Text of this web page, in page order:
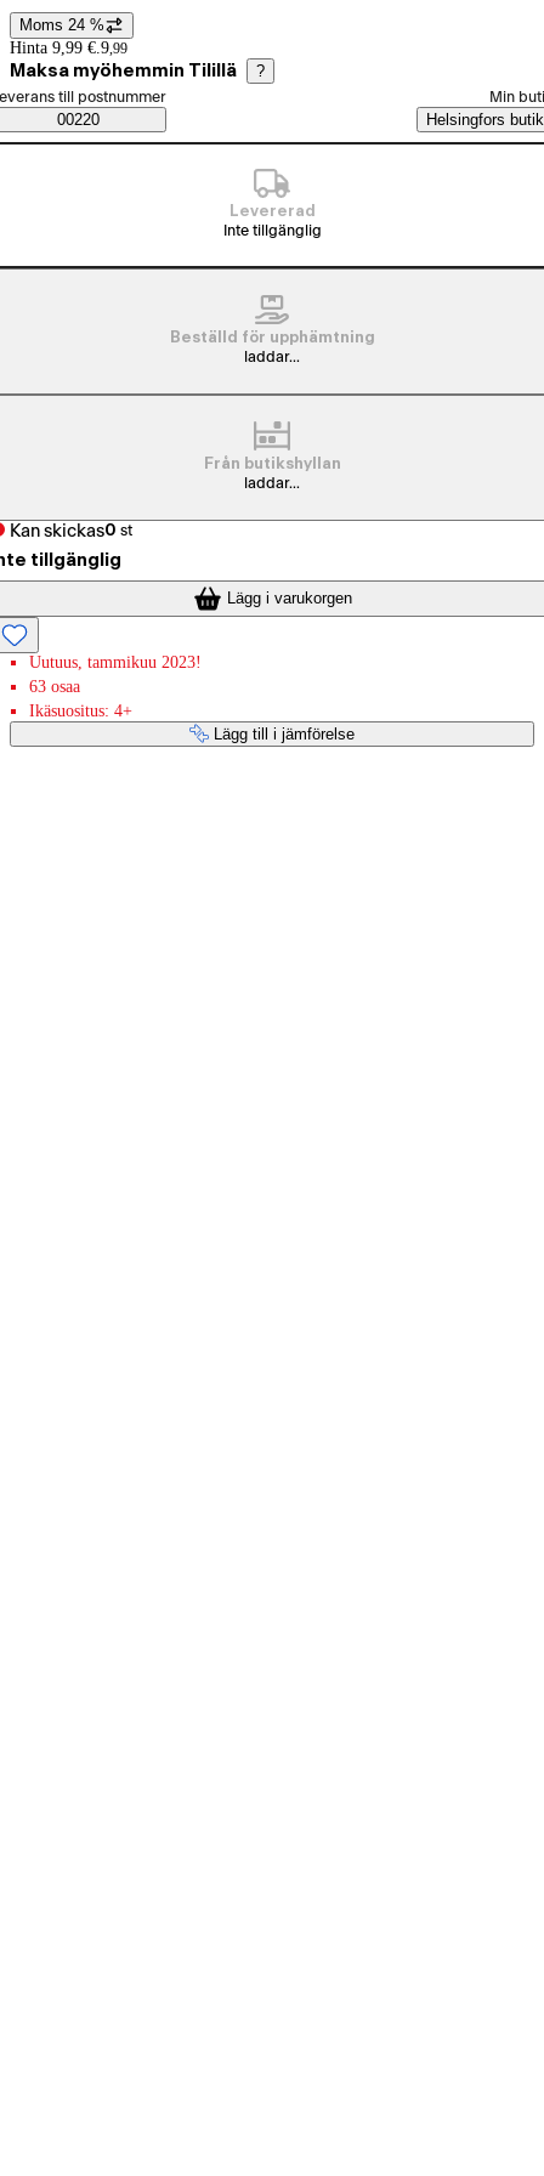
Prisinformation
Moms 24 %
Hinta 9,99 €. 9,99
Maksa myöhemmin Tilillä ?
Saatavuustiedot
beställningssätt
till postnummer
00220
Min
Helsingfors butik
Levererad
Inte tillgänglig
Beställd för upphämtning
laddar...
Från butikshyllan
laddar...
Kan skickas0 st
tillgänglig
Lägg i varukorgen
Uutuus, tammikuu 2023!
63 osaa
Ikäsuositus: 4+
Lägg till i jämförelse